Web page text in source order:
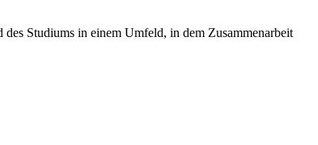
Studiums in einem Umfeld, in dem Zusammenarbeit